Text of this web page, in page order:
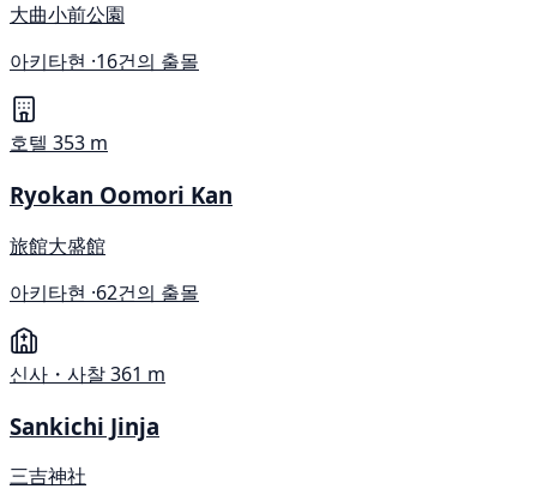
大曲小前公園
아키타현 ·16건의 출몰
호텔 353 m
Ryokan Oomori Kan
旅館大盛館
아키타현 ·62건의 출몰
신사・사찰361 m
Sankichi Jinja
三吉神社